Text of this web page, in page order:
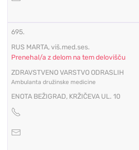
695.
RUS MARTA, viš.med.ses.
Prenehal/a z delom na tem delovišču
ZDRAVSTVENO VARSTVO ODRASLIH
Ambulanta družinske medicine
ENOTA BEŽIGRAD, KRŽIČEVA UL. 10